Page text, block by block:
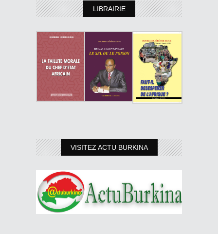
LIBRAIRIE
VISITEZ ACTU BURKINA